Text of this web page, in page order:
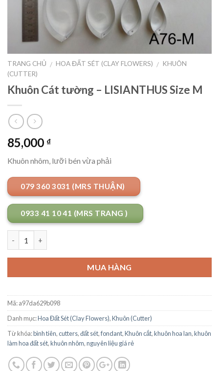
TRANG CHỦ / HOA ĐẤT SÉT (CLAY FLOWERS) / KHUÔN
(CUTTER)
Khuôn Cát tường – LISIANTHUS Size M
85,000 ₫
Khuôn nhôm, lưỡi bén vừa phải
079 360 3031 (MRS THUẬN)
0933 41 10 41 (MRS TRANG )
MUA HÀNG
Mã:a97da629b098
Danh mục:Hoa Đất Sét (Clay Flowers),Khuôn (Cutter)
Từ khóa:bình tiên,cutters,đất sét,fondant,Khuôn cắt,khuôn hoa lan,khuôn
làm hoa đất sét,khuôn nhôm,nguyên liệu giá rẻ